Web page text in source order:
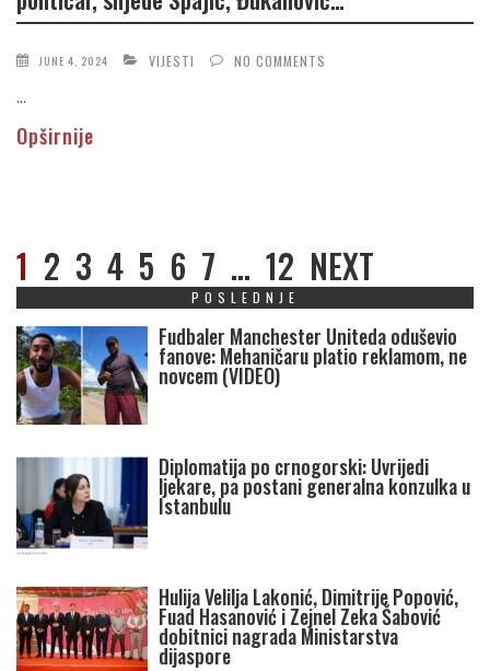
JUNE 4, 2024 VIJESTI NO COMMENTS
...
Opširnije
1 2 3 4 5 6 7 … 12 NEXT
POSLEDNJE
Fudbaler Manchester Uniteda oduševio
fanove: Mehaničaru platio reklamom, ne
novcem (VIDEO)
Diplomatija po crnogorski: Uvrijedi
ljekare, pa postani generalna konzulka u
Istanbulu
Hulija Velilja Lakonić, Dimitrije Popović,
Fuad Hasanović i Zejnel Zeka Šabović
dobitnici nagrada Ministarstva
dijaspore